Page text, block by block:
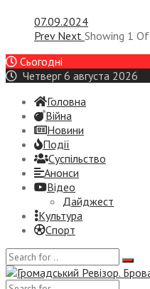
07.09.2024
Prev Next Showing 1 Of
Сьогодні
Четверг 6 августа 2026
Головна
Війна
Новини
Події
Суспiльство
Анонси
Відео
Дайджест
Культура
Спорт